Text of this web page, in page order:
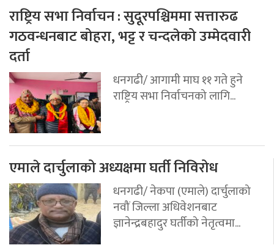
राष्ट्रिय सभा निर्वाचन : सुदूरपश्चिममा सत्तारुढ
गठवन्धनबाट बोहरा, भट्ट र चन्दलेको उम्मेदवारी
दर्ता
धनगढी/ आगामी माघ ११ गते हुने
राष्ट्रिय सभा निर्वाचनको लागि...
एमाले दार्चुलाको अध्यक्षमा घर्ती निविरोध
धनगढी/ नेकपा (एमाले) दार्चुलाको
नवौं जिल्ला अधिवेशनबाट
ज्ञानेन्द्रबहादुर घर्तीको नेतृत्वमा...